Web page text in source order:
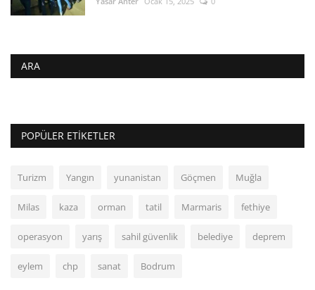
ARA
POPÜLER ETIKETLER
Turizm Yangın yunanistan Göçmen Muğla
Milas kaza orman tatil Marmaris fethiye
operasyon yarış sahil güvenlik belediye deprem
eylem chp sanat Bodrum